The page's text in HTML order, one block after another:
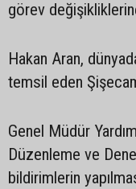
görev
Hakan Aran,
temsil eden
Genel Müdür
Düzenleme ve
bildirimlerin